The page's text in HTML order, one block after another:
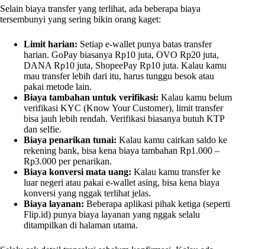
Selain biaya transfer yang terlihat, ada beberapa biaya
tersembunyi yang sering bikin orang kaget:
Limit harian: Setiap e-wallet punya batas transfer
harian. GoPay biasanya Rp10 juta, OVO Rp20 juta,
DANA Rp10 juta, ShopeePay Rp10 juta. Kalau kamu
mau transfer lebih dari itu, harus tunggu besok atau
pakai metode lain.
Biaya tambahan untuk verifikasi: Kalau kamu belum
verifikasi KYC (Know Your Customer), limit transfer
bisa jauh lebih rendah. Verifikasi biasanya butuh KTP
dan selfie.
Biaya penarikan tunai: Kalau kamu cairkan saldo ke
rekening bank, bisa kena biaya tambahan Rp1.000 –
Rp3.000 per penarikan.
Biaya konversi mata uang: Kalau kamu transfer ke
luar negeri atau pakai e-wallet asing, bisa kena biaya
konversi yang nggak terlihat jelas.
Biaya layanan: Beberapa aplikasi pihak ketiga (seperti
Flip.id) punya biaya layanan yang nggak selalu
ditampilkan di halaman utama.